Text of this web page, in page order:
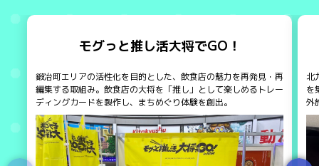
モグっと推し活大将でGO！
鍛冶町エリアの活性化を目的とした、飲食店の魅力を再発見・再
編集する取組み。飲食店の大将を「推し」として楽しめるトレー
ディングカードを製作し、まちめぐり体験を創出。
北
を
外